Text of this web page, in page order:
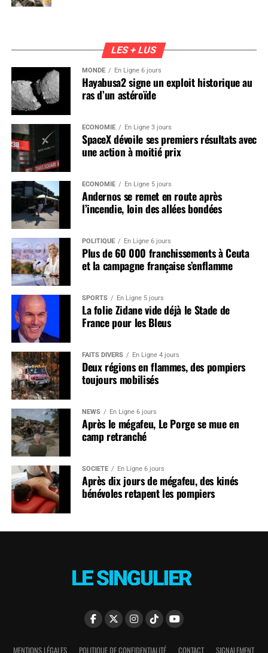
LES + LUS
MONDE En Ligne 6 jours
Hayabusa2 signe un exploit historique au
ras d’un astéroïde
ÉCONOMIE En Ligne 3 jours
SpaceX dévoile ses premiers résultats avec
une action à moitié prix
ÉCONOMIE En Ligne 5 jours
Andernos se remet en route après
l’incendie, loin des allées bondées
POLITIQUE En Ligne 6 jours
Plus de 60 000 franchissements à Ceuta
et la campagne française s’enflamme
SPORTS En Ligne 5 jours
La folie Zidane vide déjà le Stade de
France pour les Bleus
FAITS DIVERS En Ligne 4 jours
Deux régions en flammes, des pompiers
toujours mobilisés
NEWS En Ligne 6 jours
Après le mégafeu, Le Porge se mue en
camp retranché
SOCIÉTÉ En Ligne 6 jours
Après dix jours de mégafeu, des kinés
bénévoles retapent les pompiers
MENTIONS LÉGALES POLITIQUE DE CONFIDENTIALITÉ CONTACT SIGNALEMENT